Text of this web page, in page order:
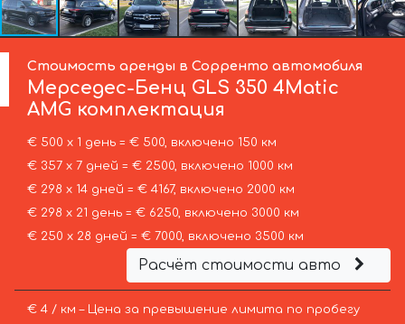
Стоимость аренды в Сорренто автомобиля
Мерседес-Бенц GLS 350 4Matic
AMG комплектация
€ 500 х 1 день = € 500, включено 150 км
€ 357 х 7 дней = € 2500, включено 1000 км
€ 298 х 14 дней = € 4167, включено 2000 км
€ 298 х 21 день = € 6250, включено 3000 км
€ 250 х 28 дней = € 7000, включено 3500 км
Расчёт стоимости авто
€ 4 / км – Цена за превышение лимита по пробегу